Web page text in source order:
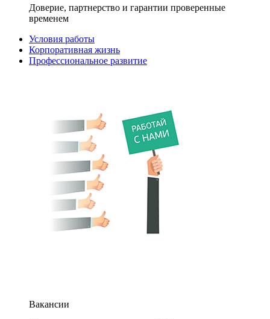
Доверие, партнерство и гарантии проверенные
временем
Условия работы
Корпоративная жизнь
Профессиональное развитие
Вакансии